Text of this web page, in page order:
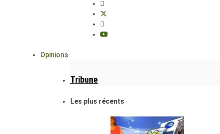
Opinions
Tribune
Les plus récents